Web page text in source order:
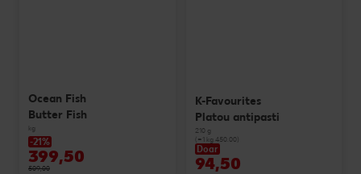
Ocean Fish
Butter Fish
kg
-21%
399,50
509,00
K-Favourites
Platou antipasti
210 g
(=1 kg 450.00)
Doar
94,50